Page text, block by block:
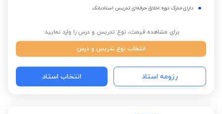
دارای مدرک دوره اخلاق حرفه‌ای تدریس استادبانک
برای مشاهده قیمت، نوع تدریس و درس را وارد نمایید:
انتخاب نوع تدریس و درس
رزومه استاد انتخاب استاد